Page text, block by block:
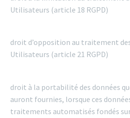
Utilisateurs (article 18 RGPD)
droit d’opposition au traitement
Utilisateurs (article 21 RGPD)
droit à la portabilité des données
auront fournies, lorsque ces
traitements automatisés fondés